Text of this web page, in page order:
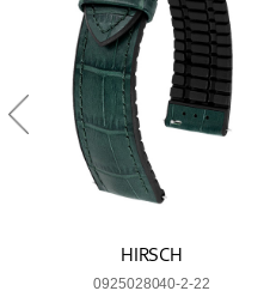
HIRSCH
0925028040-2-22